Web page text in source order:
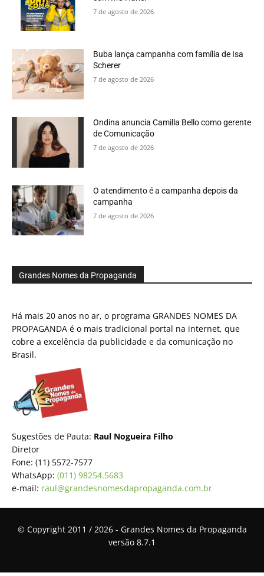
7 de agosto de 2026
Buba lança campanha com família de Isa
Scherer
7 de agosto de 2026
Ondina anuncia Camilla Bello como gerente
de Comunicação
7 de agosto de 2026
O atendimento é a campanha depois da
campanha
7 de agosto de 2026
Grandes Nomes da Propaganda
Há mais 20 anos no ar, o programa GRANDES NOMES DA
PROPAGANDA é o mais tradicional portal na internet, que
cobre a excelência da publicidade e da comunicação no
Brasil.
Sugestões de Pauta: Raul Nogueira Filho
Diretor
Fone: (11) 5572-7577
WhatsApp: (011) 98254.5683
e-mail: raul@grandesnomesdapropaganda.com.br
© Copyright 2011 / 2026 - Grandes Nomes da Propaganda
versão 8.7.1